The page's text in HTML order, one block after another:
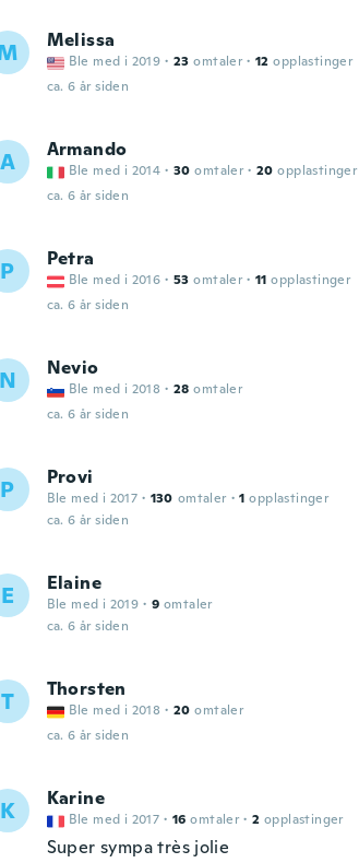
Melissa
Ble med i 2019 · 23 omtaler · 12 opplastinger
ca. 6 år siden
A Armando
Ble med i 2014 · 30 omtaler · 20 opplastinger
ca. 6 år siden
P Petra
Ble med i 2016 · 53 omtaler · 11 opplastinger
ca. 6 år siden
N Nevio
Ble med i 2018 · 28 omtaler
ca. 6 år siden
P Provi
Ble med i 2017 · 130 omtaler · 1 opplastinger
ca. 6 år siden
E Elaine
Ble med i 2019 · 9 omtaler
ca. 6 år siden
T Thorsten
Ble med i 2018 · 20 omtaler
ca. 6 år siden
K Karine
Ble med i 2017 · 16 omtaler · 2 opplastinger
Super sympa très jolie